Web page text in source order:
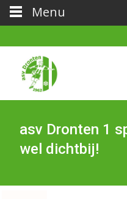
asv Dronten 1
wel dichtbij!
Menu